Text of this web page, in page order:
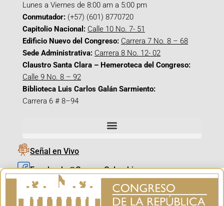
Lunes a Viernes de 8:00 am a 5:00 pm
Conmutador: (+57) (601) 8770720
Capitolio Nacional: Calle 10 No. 7- 51
Edificio Nuevo del Congreso: Carrera 7 No. 8 – 68
Sede Administrativa: Carrera 8 No. 12- 02
Claustro Santa Clara – Hemeroteca del Congreso:
Calle 9 No. 8 – 92
Biblioteca Luis Carlos Galán Sarmiento:
Carrera 6 # 8–94
Señal en Vivo
Facebook_@CamaraColombia
Instagram_@CamaraColombia